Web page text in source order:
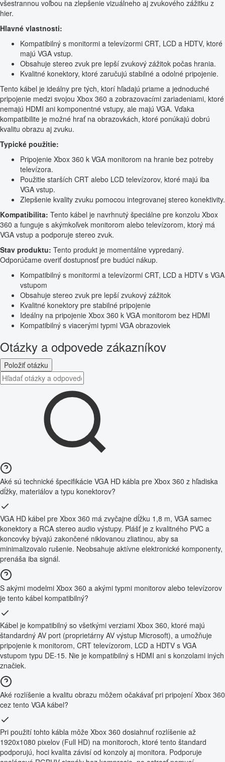
všestrannou voľbou na zlepšenie vizuálneho aj zvukového zážitku z
hier.
Hlavné vlastnosti:
Kompatibilný s monitormi a televízormi CRT, LCD a HDTV, ktoré
majú VGA vstup.
Obsahuje stereo zvuk pre lepší zvukový zážitok počas hrania.
Kvalitné konektory, ktoré zaručujú stabilné a odolné pripojenie.
Tento kábel je ideálny pre tých, ktorí hľadajú priame a jednoduché
pripojenie medzi svojou Xbox 360 a zobrazovacími zariadeniami, ktoré
nemajú HDMI ani komponentné vstupy, ale majú VGA. Vďaka
kompatibilite je možné hrať na obrazovkách, ktoré ponúkajú dobrú
kvalitu obrazu aj zvuku.
Typické použitie:
Pripojenie Xbox 360 k VGA monitorom na hranie bez potreby
televízora.
Použitie starších CRT alebo LCD televízorov, ktoré majú iba
VGA vstup.
Zlepšenie kvality zvuku pomocou integrovanej stereo konektivity.
Kompatibilita: Tento kábel je navrhnutý špeciálne pre konzolu Xbox
360 a funguje s akýmkoľvek monitorom alebo televízorom, ktorý má
VGA vstup a podporuje stereo zvuk.
Stav produktu: Tento produkt je momentálne vypredaný.
Odporúčame overiť dostupnosť pre budúci nákup.
Kompatibilný s monitormi a televízormi CRT, LCD a HDTV s VGA
vstupom
Obsahuje stereo zvuk pre lepší zvukový zážitok
Kvalitné konektory pre stabilné pripojenie
Ideálny na pripojenie Xbox 360 k VGA monitorom bez HDMI
Kompatibilný s viacerými typmi VGA obrazoviek
Otázky a odpovede zákazníkov
Položiť otázku
Aké sú technické špecifikácie VGA HD kábla pre Xbox 360 z hľadiska
dĺžky, materiálov a typu konektorov?
VGA HD kábel pre Xbox 360 má zvyčajne dĺžku 1,8 m, VGA samec
konektory a RCA stereo audio výstupy. Plášť je z kvalitného PVC a
koncovky bývajú zakončené niklovanou zliatinou, aby sa
minimalizovalo rušenie. Neobsahuje aktívne elektronické komponenty,
prenáša iba signál.
S akými modelmi Xbox 360 a akými typmi monitorov alebo televízorov
je tento kábel kompatibilný?
Kábel je kompatibilný so všetkými verziami Xbox 360, ktoré majú
štandardný AV port (proprietárny AV výstup Microsoft), a umožňuje
pripojenie k monitorom, CRT televízorom, LCD a HDTV s VGA
vstupom typu DE-15. Nie je kompatibilný s HDMI ani s konzolami iných
značiek.
Aké rozlíšenie a kvalitu obrazu môžem očakávať pri pripojení Xbox 360
cez tento VGA kábel?
Pri použití tohto kábla môže Xbox 360 dosiahnuť rozlíšenie až
1920x1080 pixelov (Full HD) na monitoroch, ktoré tento štandard
podporujú, hoci kvalita závisí od konzoly aj monitora. Podporuje